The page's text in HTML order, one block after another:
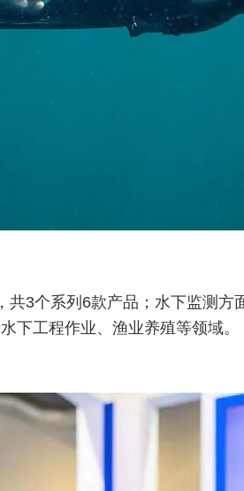
3个系列6款产品；水下监测
下工程作业、渔业养殖等领域。